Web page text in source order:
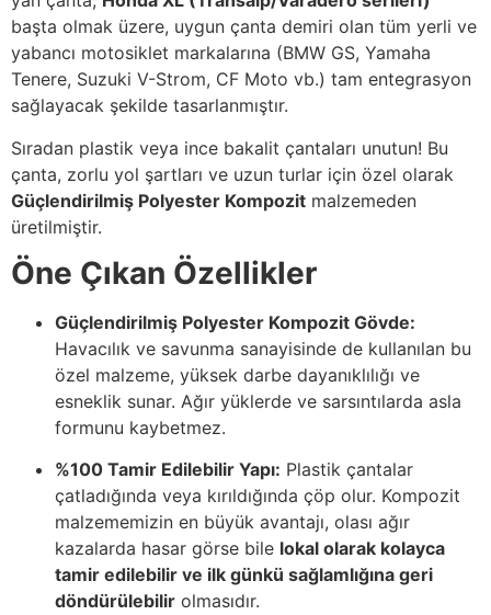
başta olmak üzere, uygun çanta demiri olan tüm yerli ve
yabancı motosiklet markalarına (BMW GS, Yamaha
Tenere, Suzuki V-Strom, CF Moto vb.) tam entegrasyon
sağlayacak şekilde tasarlanmıştır.
Sıradan plastik veya ince bakalit çantaları unutun! Bu
çanta, zorlu yol şartları ve uzun turlar için özel olarak
Güçlendirilmiş Polyester Kompozit malzemeden
üretilmiştir.
Öne Çıkan Özellikler
Güçlendirilmiş Polyester Kompozit Gövde:
Havacılık ve savunma sanayisinde de kullanılan bu
özel malzeme, yüksek darbe dayanıklılığı ve
esneklik sunar. Ağır yüklerde ve sarsıntılarda asla
formunu kaybetmez.
%100 Tamir Edilebilir Yapı: Plastik çantalar
çatladığında veya kırıldığında çöp olur. Kompozit
malzememizin en büyük avantajı, olası ağır
kazalarda hasar görse bile lokal olarak kolayca
tamir edilebilir ve ilk günkü sağlamlığına geri
döndürülebilir olmasıdır.